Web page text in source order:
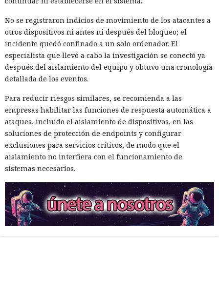
No se registraron indicios de movimiento de los atacantes a
otros dispositivos ni antes ni después del bloqueo; el
incidente quedó confinado a un solo ordenador. El
especialista que llevó a cabo la investigación se conectó ya
después del aislamiento del equipo y obtuvo una cronología
detallada de los eventos.
Para reducir riesgos similares, se recomienda a las
empresas habilitar las funciones de respuesta automática a
ataques, incluido el aislamiento de dispositivos, en las
soluciones de protección de endpoints y configurar
exclusiones para servicios críticos, de modo que el
aislamiento no interfiera con el funcionamiento de
sistemas necesarios.